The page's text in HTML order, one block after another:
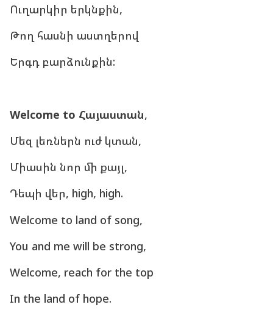
Ուղարկիր երկնքին,
Թող հասնի աստղերով
Երգդ բարձունքին:
Welcome to Հայաստան,
Մեզ լեռներն ուժ կտան,
Միասին նոր մի քայլ,
Դեպի վեր, high, high.
Welcome to land of song,
You and me will be strong,
Welcome, reach for the top
In the land of hope.